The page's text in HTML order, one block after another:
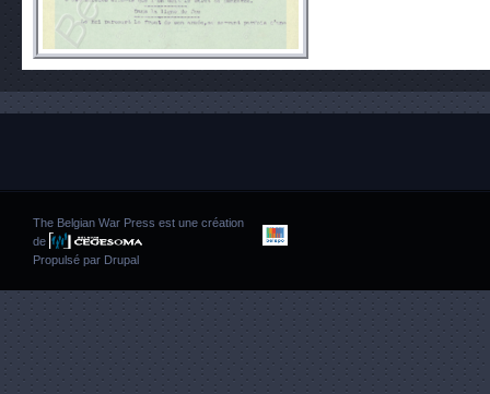
The Belgian War Press est une création
de
Propulsé par Drupal